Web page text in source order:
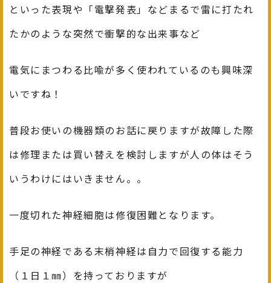
といった表現や「電撃発表」などまるで雷に打たれ
たかのような突然で衝撃的な出来事など
電気にまつわる比喩が多く使われているのも興味深
いですね！
普段お使いの機器類のお話に戻りますが故障した際
は修理または買い替えを検討しますが人の体はそう
いうわけにはいきません。。
一度切れた神経細胞は修復困難となります。
手足の神経である末梢神経は自力で回復する能力
（１日１㎜）を持っておりますが